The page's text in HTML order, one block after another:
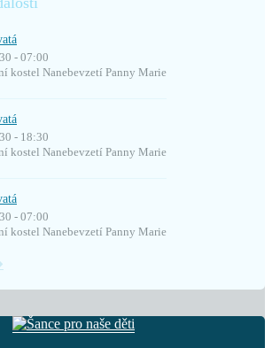
- 07:00
kostel Nanebevzetí Panny Marie
- 18:30
kostel Nanebevzetí Panny Marie
- 07:00
kostel Nanebevzetí Panny Marie